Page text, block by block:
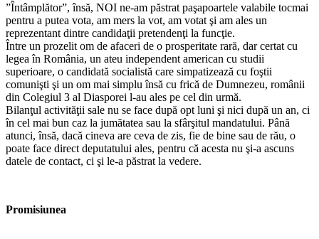
”Întâmplător”, însă, NOI ne-am păstrat paşapoartele valabile tocmai
pentru a putea vota, am mers la vot, am votat şi am ales un
reprezentant dintre candidaţii pretendenţi la funcţie.
Între un prozelit om de afaceri de o prosperitate rară, dar certat cu
legea în România, un ateu independent american cu studii
superioare, o candidată socialistă care simpatizează cu foştii
comunişti şi un om mai simplu însă cu frică de Dumnezeu, românii
din Colegiul 3 al Diasporei l-au ales pe cel din urmă.
Bilanţul activităţii sale nu se face după opt luni şi nici după un an, ci
în cel mai bun caz la jumătatea sau la sfârşitul mandatului. Până
atunci, însă, dacă cineva are ceva de zis, fie de bine sau de rău, o
poate face direct deputatului ales, pentru că acesta nu şi-a ascuns
datele de contact, ci şi le-a păstrat la vedere.
Promisiunea